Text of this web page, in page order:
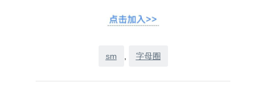
sm , 字母圈